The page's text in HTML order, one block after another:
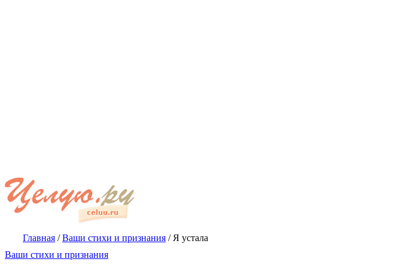
Главная /Ваши стихи и признания / Я устала
Ваши стихи и признания